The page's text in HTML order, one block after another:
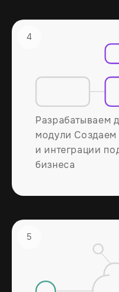
4
Разрабатываем
модули
и интеграции
бизнеса
5